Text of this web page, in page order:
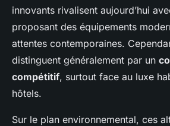
innovants rivalisent aujourd’hui
proposant des équipements
attentes contemporaines.
distinguent généralement par un
compétitif, surtout face au luxe
hôtels.
Sur le plan environnemental, ces